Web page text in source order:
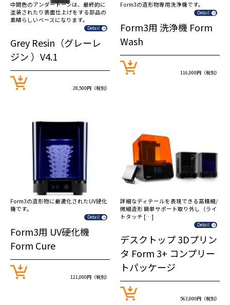
中間色のアンダートーンは、最終的に
塗装されたり表面仕上げをする部品の
素晴らしいベースになります。
Detail
Grey Resin（グレーレ
ジン ）V4.1
28,500円（税別）
Form3の造形物専用洗浄機です。
Detail
Form3用 洗浄機 Form
Wash
116,000円（税別）
Form3の造形物に最適化されたUV硬化
機です。
Detail
Form3用 UV硬化機
Form Cure
121,000円（税別）
詳細なディテールを表現できる高精細/
微細造形 簡単サポート取り外し（ライ
トタッチ […]
Detail
デスクトップ 3Dプリン
タ Form 3+ コンプリー
トパッケージ
563,000円（税別）